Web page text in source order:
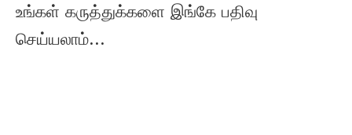
உங்கள் கருத்துக்களை இங்கே பதிவு
செய்யலாம்...